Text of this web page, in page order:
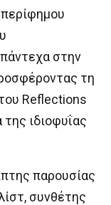
στην
τη
Reflections
της ιδιοφυΐας
παρουσίας
συνθέτης